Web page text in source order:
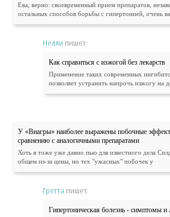
Ева, верно: своевременный прием препаратов,
остальных способов борьбы с гипертонией, очень
Нелли пишет:
Как справиться с изжогой без лекарств
Применение таких современных
позволяет устранить напрочь изжогу на
У «Виагры» наиболее выражены побочные
сравнению с аналогичными препаратами
Хоть я тоже уже давно пью для известного дела
общем из-за цены, но тех "ужасных" побочек у
Гретта пишет:
Гипертоническая болезнь - симптомы и